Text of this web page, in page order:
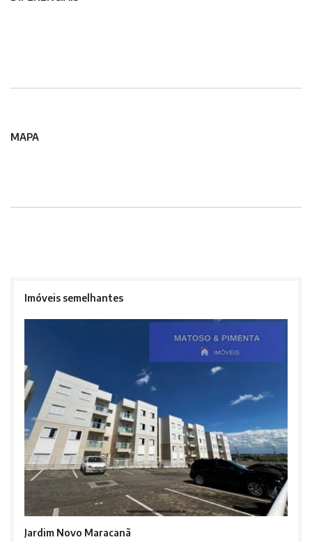
MAPA
Imóveis semelhantes
Jardim Novo Maracanã